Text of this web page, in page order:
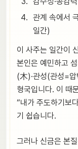
관계 속에서
일간)
이 사주는 일간이
본인은 예민하고
(木)·관성(관성=압
형국입니다. 이 때
“내가 주도하기보
기 쉽습니다.
그러나 신금은 본